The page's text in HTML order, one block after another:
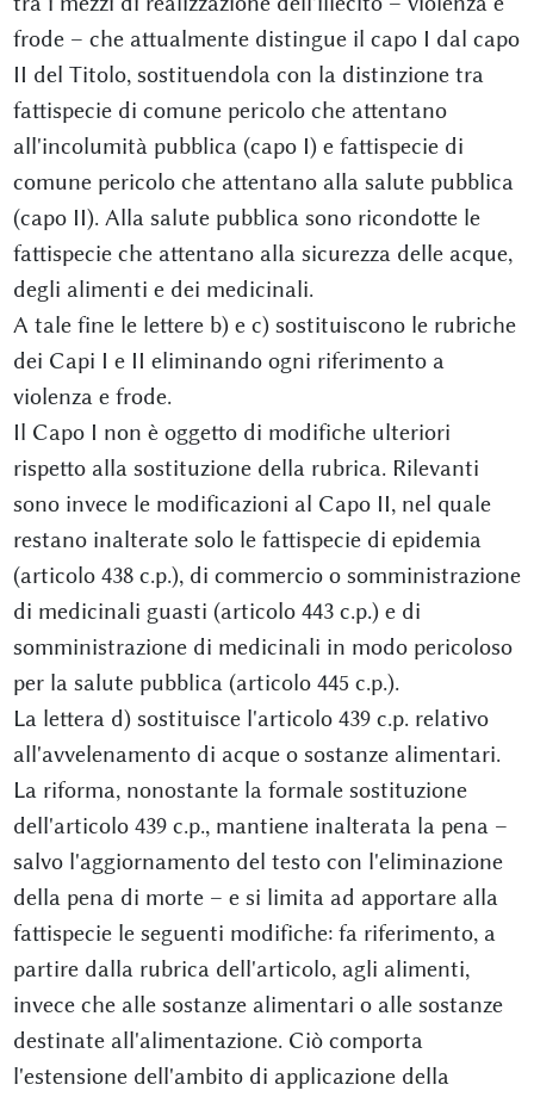
frode – che attualmente distingue il capo I dal capo
II del Titolo, sostituendola con la distinzione tra
fattispecie di comune pericolo che attentano
all'incolumità pubblica (capo I) e fattispecie di
comune pericolo che attentano alla salute pubblica
(capo II). Alla salute pubblica sono ricondotte le
fattispecie che attentano alla sicurezza delle acque,
degli alimenti e dei medicinali.
A tale fine le lettere b) e c) sostituiscono le rubriche
dei Capi I e II eliminando ogni riferimento a
violenza e frode.
Il Capo I non è oggetto di modifiche ulteriori
rispetto alla sostituzione della rubrica. Rilevanti
sono invece le modificazioni al Capo II, nel quale
restano inalterate solo le fattispecie di epidemia
(articolo 438 c.p.), di commercio o somministrazione
di medicinali guasti (articolo 443 c.p.) e di
somministrazione di medicinali in modo pericoloso
per la salute pubblica (articolo 445 c.p.).
La lettera d) sostituisce l'articolo 439 c.p. relativo
all'avvelenamento di acque o sostanze alimentari.
La riforma, nonostante la formale sostituzione
dell'articolo 439 c.p., mantiene inalterata la pena –
salvo l'aggiornamento del testo con l'eliminazione
della pena di morte – e si limita ad apportare alla
fattispecie le seguenti modifiche: fa riferimento, a
partire dalla rubrica dell'articolo, agli alimenti,
invece che alle sostanze alimentari o alle sostanze
destinate all'alimentazione. Ciò comporta
l'estensione dell'ambito di applicazione della